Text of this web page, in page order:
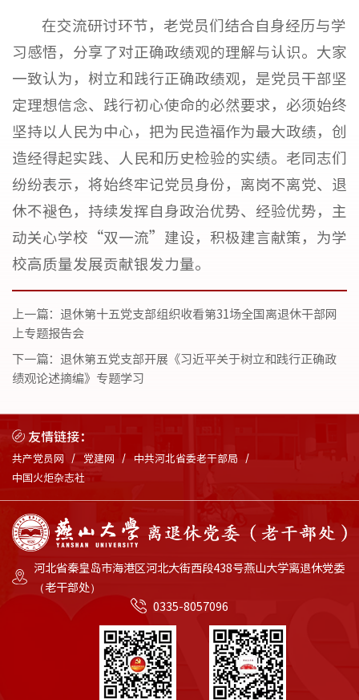
在交流研讨环节，老党员们结合自身经历与学
习感悟，分享了对正确政绩观的理解与认识。大家
一致认为，树立和践行正确政绩观，是党员干部坚
定理想信念、践行初心使命的必然要求，必须始终
坚持以人民为中心，把为民造福作为最大政绩，创
造经得起实践、人民和历史检验的实绩。老同志们
纷纷表示，将始终牢记党员身份，离岗不离党、退
休不褪色，持续发挥自身政治优势、经验优势，主
动关心学校“双一流”建设，积极建言献策，为学
校高质量发展贡献银发力量。
上一篇： 退休第十五党支部组织收看第31场全国离退休干部网
上专题报告会
下一篇： 退休第五党支部开展《习近平关于树立和践行正确政
绩观论述摘编》专题学习
友情链接：
共产党员网 党建网
中共河北省委老干部局
中国火炬杂志社
河北省秦皇岛市海港区河北大街西段438号燕山大学离退休党委
（老干部处）
0335-8057096